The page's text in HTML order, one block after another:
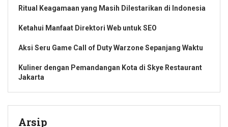
Ritual Keagamaan yang Masih Dilestarikan di Indonesia
Ketahui Manfaat Direktori Web untuk SEO
Aksi Seru Game Call of Duty Warzone Sepanjang Waktu
Kuliner dengan Pemandangan Kota di Skye Restaurant
Jakarta
Arsip